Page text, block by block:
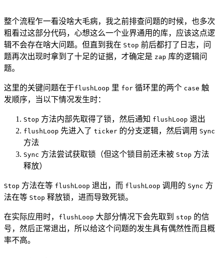
整个流程乍一看没啥大毛病，我之前排查问题的时候，也多次
粗看过这部分代码，心想这么一个业界通用的库，应该这点逻
辑不会存在啥大问题。但直到我在 Stop 前后都打了日志，问
题再次出现时拿到了十足的证据，才确定是 zap 库的逻辑问
题。
这里的关键问题在于flushLoop 里 for 循环里的两个 case 触
发顺序，当以下情况发生时：
Stop 方法内部先取得了锁，然后通知 flushLoop 退出
flushLoop 先进入了 ticker 的分支逻辑，然后调用 Sync
方法
Sync 方法尝试获取锁（但这个锁目前还未被 Stop 方法
释放）
Stop 方法在等 flushLoop 退出，而 flushLoop 调用的 Sync 方
法在等 Stop 释放锁，进而导致死锁。
在实际应用时， flushLoop 大部分情况下会先取到 stop 的信
号，然后正常退出，所以给这个问题的发生具有偶然性而且概
率不高。